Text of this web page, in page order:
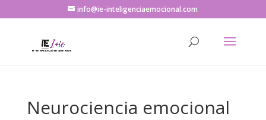
info@ie-inteligenciaemocional.com
Neurociencia emocional